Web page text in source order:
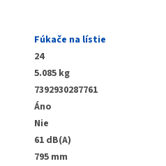
Fúkače na lístie
24
5.085 kg
7392930287761
Áno
Nie
61 dB(A)
795 mm